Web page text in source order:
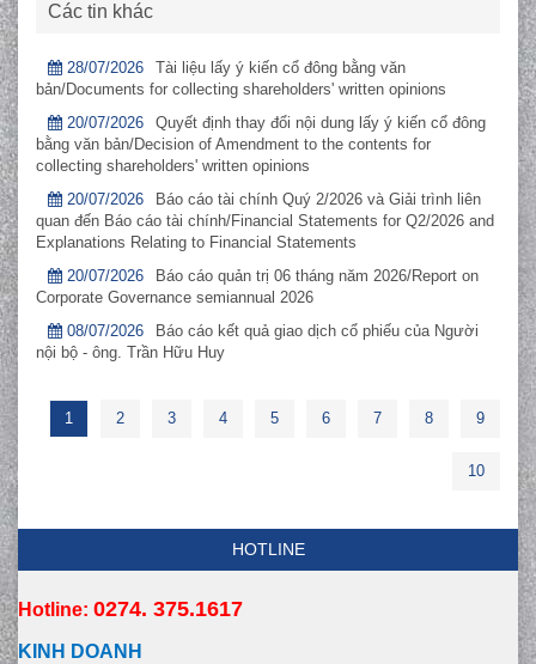
Các tin khác
28/07/2026
Tài liệu lấy ý kiến cổ đông bằng văn
bản/Documents for collecting shareholders' written opinions
20/07/2026
Quyết định thay đổi nội dung lấy ý kiến cổ đông
bằng văn bản/Decision of Amendment to the contents for
collecting shareholders' written opinions
20/07/2026
Báo cáo tài chính Quý 2/2026 và Giải trình liên
quan đến Báo cáo tài chính/Financial Statements for Q2/2026 and
Explanations Relating to Financial Statements
20/07/2026
Báo cáo quản trị 06 tháng năm 2026/Report on
Corporate Governance semiannual 2026
08/07/2026
Báo cáo kết quả giao dịch cổ phiếu của Người
nội bộ - ông. Trần Hữu Huy
1 2 3 4 5 6 7 8 9
10
HOTLINE
Hotline: 0274. 375.1617
KINH DOANH